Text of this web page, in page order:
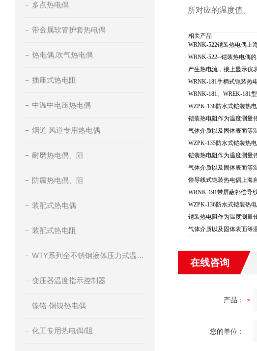
多点热电偶
带金属软管护套热电偶
热电偶,吹气热电偶
插座式热电阻
中温中电压热电偶
烟道 风道专用热电偶
耐磨热电偶、阻
防腐热电偶、阻
装配式热电偶
装配式热电阻
WTY系列全不锈钢液体压力式温度计
变压器温度指示控制器
镍铬-铜镍热电偶
化工专用热电偶/阻
所对应的温度值。
相关产品
WRNK-522铠装热电偶上
WRNK-522--铠装热电偶
产生热电流，接上显示仪
WRNK-181手柄式铠装热
WRNK-181、WREK-181
WZPK-138防水式铠装热
铠装热电阻作为温度测量
气体介质以及固体表面等温
WZPK-135防水式铠装热
铠装热电阻作为温度测量
气体介质以及固体表面等温
偿导线式铠装热电偶上海
WRNK-191带屏蔽补偿导
WZPK-136防水式铠装热
铠装热电阻作为温度测量
气体介质以及固体表面等温
在线咨询
产品：
您的单位：